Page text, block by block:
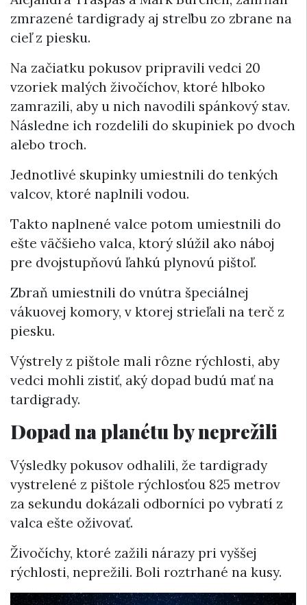
zmrazené tardigrady aj streľbu zo zbrane na
cieľ z piesku.
Na začiatku pokusov pripravili vedci 20
vzoriek malých živočíchov, ktoré hlboko
zamrazili, aby u nich navodili spánkový stav.
Následne ich rozdelili do skupiniek po dvoch
alebo troch.
Jednotlivé skupinky umiestnili do tenkých
valcov, ktoré naplnili vodou.
Takto naplnené valce potom umiestnili do
ešte väčšieho valca, ktorý slúžil ako náboj
pre dvojstupňovú ľahkú plynovú pištoľ.
Zbraň umiestnili do vnútra špeciálnej
vákuovej komory, v ktorej strieľali na terč z
piesku.
Výstrely z pištole mali rôzne rýchlosti, aby
vedci mohli zistiť, aký dopad budú mať na
tardigrady.
Dopad na planétu by neprežili
Výsledky pokusov odhalili, že tardigrady
vystrelené z pištole rýchlosťou 825 metrov
za sekundu dokázali odborníci po vybratí z
valca ešte oživovať.
Živočíchy, ktoré zažili nárazy pri vyššej
rýchlosti, neprežili. Boli roztrhané na kusy.